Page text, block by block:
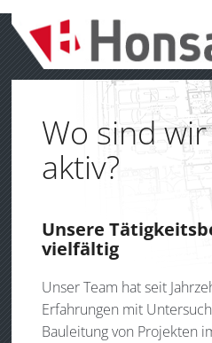
Wo sind
aktiv?
Unsere
vielfältig
Unser Team hat seit
Er­fah­run­gen mit
Bauleitung von Projek­ten